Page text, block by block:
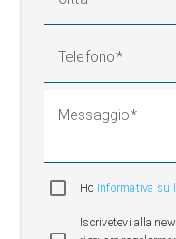
Telefono
Messaggio
Ho Informativa
Iscrivetevi alla